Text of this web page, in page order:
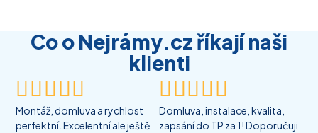
Co o Nejrámy.cz říkají naši
klienti

Montáž, domluva a rychlost
perfektní. Excelentní ale ještě

Domluva, instalace, kvalita,
zapsání do TP za 1! Doporučuji